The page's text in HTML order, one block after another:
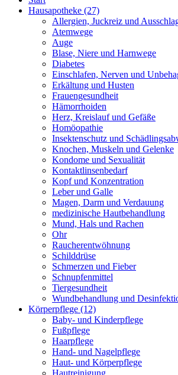
Hausapotheke (27)
Allergien, Juckreiz und
Atemwege
Auge
Blase, Niere und Harnwege
Diabetes
Einschlafen, Nerven und
Erkältung und Husten
Frauengesundheit
Hämorrhoiden
Herz, Kreislauf und Gefäße
Homöopathie
Insektenschutz und
Knochen, Muskeln und Gelenke
Kondome und Sexualität
Kontaktlinsenbedarf
Kopf und Konzentration
Leber und Galle
Magen, Darm und Verdauung
medizinische Hautbehandlung
Mund, Hals und Rachen
Ohr
Raucherentwöhnung
Schilddrüse
Schmerzen und Fieber
Schnupfenmittel
Tiergesundheit
Wundbehandlung und
Körperpflege (12)
Baby- und Kinderpflege
Fußpflege
Haarpflege
Hand- und Nagelpflege
Haut- und Körperpflege